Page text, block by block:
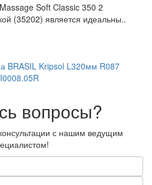
Soft Classic 350 2
(35202) является идеальны..
BRASIL Kripsol L320мм R087
вопросы?
с нашим ведущим